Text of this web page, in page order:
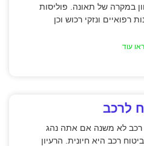
במקרה של תאונה. פוליסות
רפואיים ונזקי רכוש וכן
עוד
לרכב
רכב לא משנה אם אתה נהג
רכב היא חיונית. הרעיון